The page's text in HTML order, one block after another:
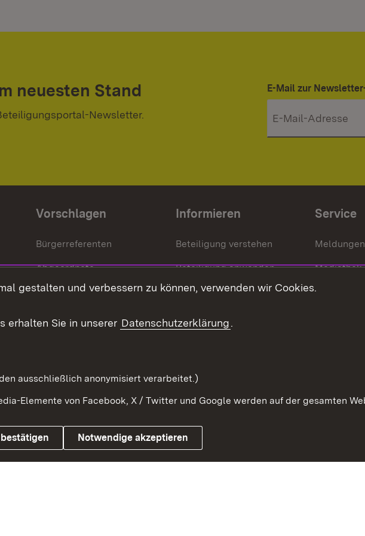
neuesten Stand
Newsletter.
E-Mail zur
Vorschlagen
Bürgerreferenten
Abgeordnete
Bürgerbeauftragte
Informieren
Beteiligung verstehen
Beteiligung anwenden
Beteiligung stärken
Service
Meldungen
Mediathek
Impressum Kontakt
gestalten und verbessern zu können, verwenden wir Cookies.
erhalten Sie in unserer Datenschutzerklärung.
ausschließlich anonymisiert verarbeitet.)
Elemente von Facebook, X / Twitter und Google werden auf der gesamten
Notwendige akzeptieren